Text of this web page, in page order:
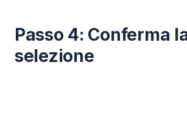
Passo 4: Conferma
selezione